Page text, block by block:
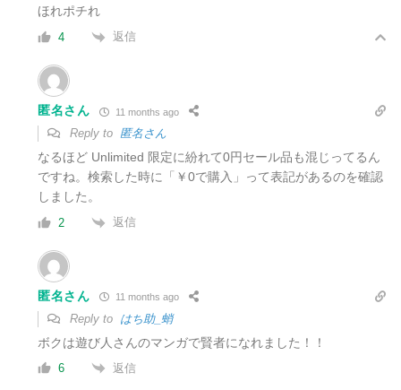
ほれポチれ
4 返信
匿名さん 11 months ago
Reply to 匿名さん
なるほど Unlimited 限定に紛れて0円セール品も混じってるん
ですね。 検索した時に「￥0で購入」って表記があるのを確認
しました。
2 返信
匿名さん 11 months ago
Reply to はち助_蛸
ボクは遊び人さんのマンガで賢者になれました！！
6 返信